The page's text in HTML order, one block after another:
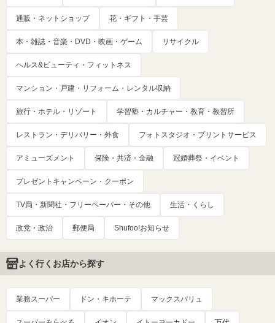
通販・ネットショップ 花・ギフト・手芸
本・雑誌・音楽・DVD・映画・ゲーム リサイクル
ヘルス&ビューティ・フィットネス
マンション・戸建・リフォーム・レンタル収納
旅行・ホテル・リゾート 学習塾・カルチャー・教育・教習所
レストラン・デリバリー・外食 フォトスタジオ・プリントサービス
アミューズメント 保険・共済・金融 冠婚葬祭・イベント
プレゼントキャンペーン・クーポン
TV局・新聞社・フリーペーパー・その他 生活・くらし
政党・政治 郵便局 Shufoo!お知らせ
よく行くお店から探す
業務スーパー ドン・キホーテ マックスバリュ